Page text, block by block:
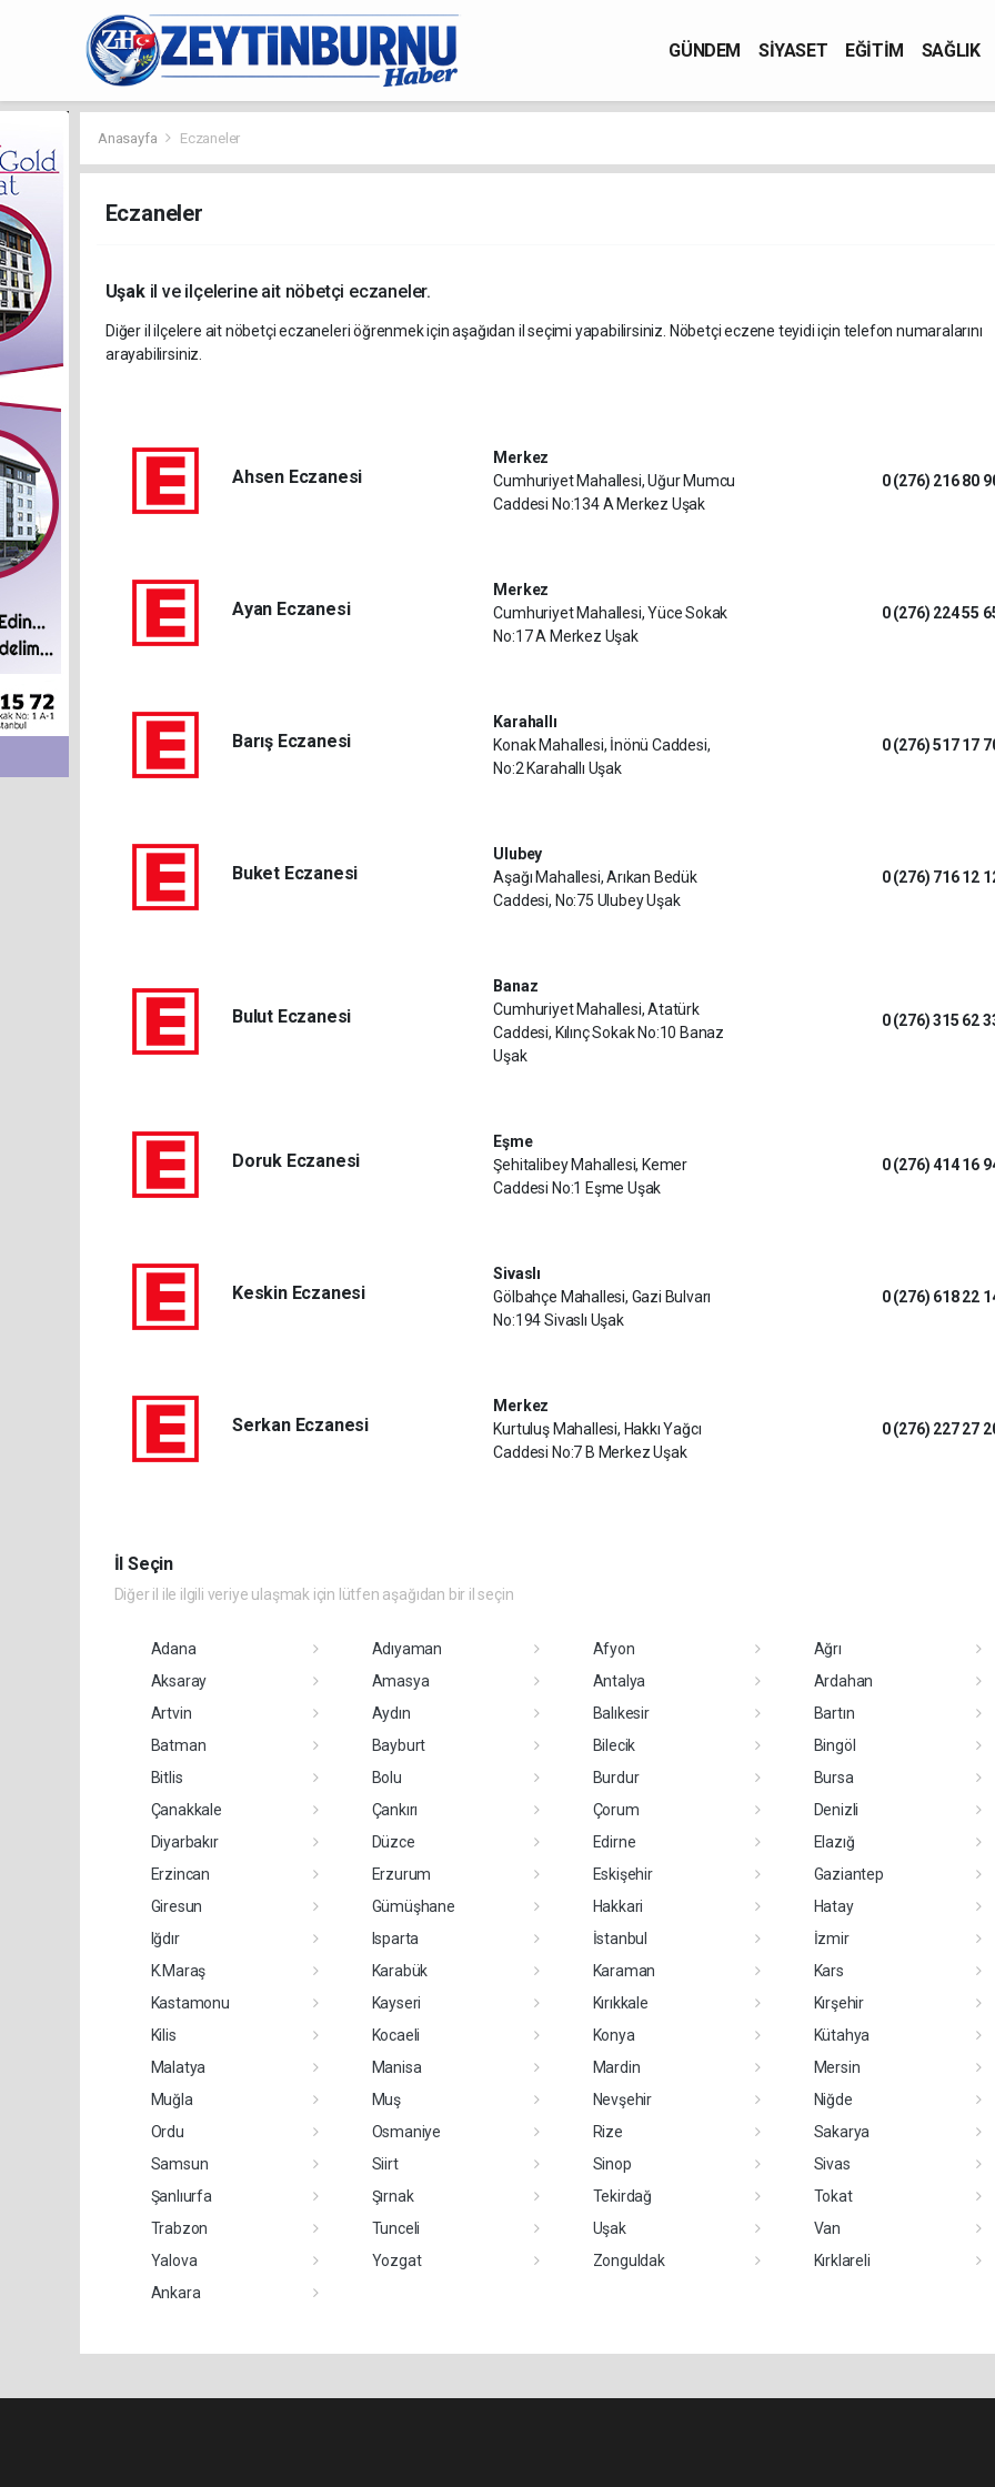
GÜNDEM SİYASET EĞİTİM SAĞLIK
Anasayfa Eczaneler
Eczaneler
Uşakil ve ilçelerine ait nöbetçi eczaneler.
Diğer il ilçelere ait nöbetçi eczaneleri öğrenmek için aşağıdan il seçimi yapabilirsiniz. Nöbetçi eczene teyidi için telefon numaralarını
arayabilirsiniz.
Ahsen Eczanesi
Merkez
Cumhuriyet Mahallesi, Uğur Mumcu
Caddesi No:134 A Merkez Uşak
0 (276) 216 80
Ayan Eczanesi
Merkez
Cumhuriyet Mahallesi, Yüce Sokak
No:17 A Merkez Uşak
0 (276) 224 55
Barış Eczanesi
Karahallı
Konak Mahallesi, İnönü Caddesi,
No:2 Karahallı Uşak
0 (276) 517 17
Buket Eczanesi
Ulubey
Aşağı Mahallesi, Arıkan Bedük
Caddesi, No:75 Ulubey Uşak
0 (276) 716 12
Bulut Eczanesi
Banaz
Cumhuriyet Mahallesi, Atatürk
Caddesi, Kılınç Sokak No:10 Banaz
Uşak
0 (276) 315 62
Doruk Eczanesi
Eşme
Şehitalibey Mahallesi, Kemer
Caddesi No:1 Eşme Uşak
0 (276) 414 16
Keskin Eczanesi
Sivaslı
Gölbahçe Mahallesi, Gazi Bulvarı
No:194 Sivaslı Uşak
0 (276) 618 22
Serkan Eczanesi
Merkez
Kurtuluş Mahallesi, Hakkı Yağcı
Caddesi No:7 B Merkez Uşak
0 (276) 227 27
İl Seçin
Diğer il ile ilgili veriye ulaşmak için lütfen aşağıdan bir il seçin
Adana Adıyaman Afyon
Ağrı
Aksaray
Amasya Antalya
Ardahan
Artvin
Aydın Balıkesir
Bartın
Batman
Bayburt Bilecik
Bingöl
Bitlis
Bolu Burdur
Bursa
Çanakkale
Çankırı Çorum
Denizli
Diyarbakır
Düzce Edirne
Elazığ
Erzincan
Erzurum Eskişehir
Gaziantep
Giresun
Gümüşhane Hakkari
Hatay
Iğdır
Isparta İstanbul
İzmir
K.Maraş
Karabük Karaman
Kars
Kastamonu
Kayseri Kırıkkale
Kırşehir
Kilis
Kocaeli Konya
Kütahya
Malatya
Manisa Mardin
Mersin
Muğla
Muş Nevşehir
Niğde
Ordu
Osmaniye Rize
Sakarya
Samsun
Siirt Sinop
Sivas
Şanlıurfa
Şırnak Tekirdağ
Tokat
Trabzon
Tunceli Uşak
Van
Yalova
Yozgat Zonguldak
Kırklareli
Ankara